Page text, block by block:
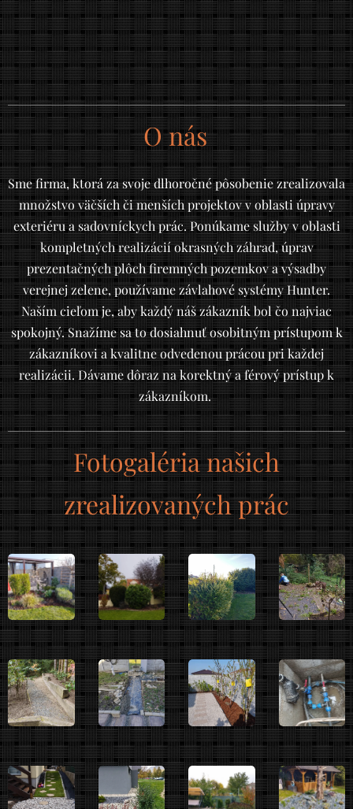
O nás
Sme firma, ktorá za svoje dlhoročné pôsobenie zrealizovala
množstvo väčších či menších projektov v oblasti úpravy
exteriéru a sadovníckych prác. Ponúkame služby v oblasti
kompletných realizácií okrasných záhrad, úprav
prezentačných plôch firemných pozemkov a výsadby
verejnej zelene, používame závlahové systémy Hunter.
Naším cieľom je, aby každý náš zákazník bol čo najviac
spokojný. Snažíme sa to dosiahnuť osobitným prístupom k
zákazníkovi a kvalitne odvedenou prácou pri každej
realizácii. Dávame dôraz na korektný a férový prístup k
zákazníkom.
Fotogaléria našich
zrealizovaných prác